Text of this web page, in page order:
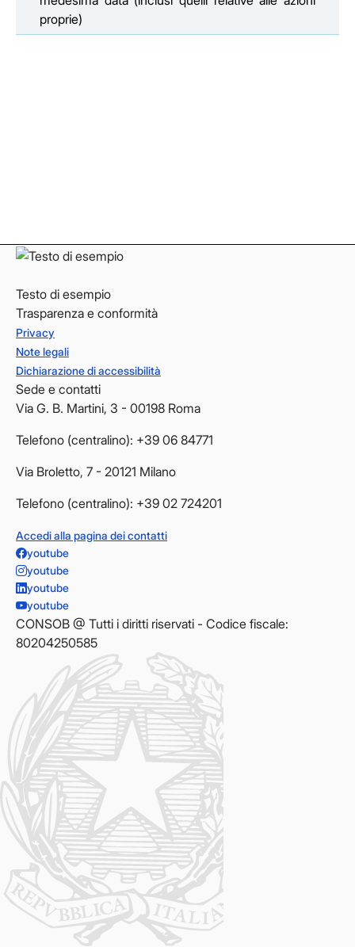
proprie)
Testo di esempio
Trasparenza e conformità
Privacy
Note legali
Dichiarazione di accessibilità
Sede e contatti
Via G. B. Martini, 3 - 00198 Roma
Telefono (centralino): +39 06 84771
Via Broletto, 7 - 20121 Milano
Telefono (centralino): +39 02 724201
Accedi alla pagina dei contatti
youtube
youtube
youtube
youtube
CONSOB @ Tutti i diritti riservati - Codice fiscale:
80204250585